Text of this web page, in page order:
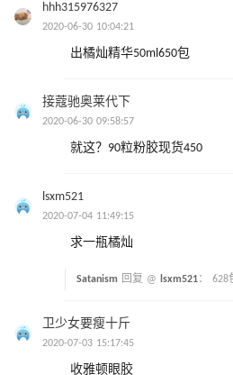
hhh315976327
2020-06-30 10:04:21
出橘灿精华50ml650包
接蔻驰奥莱代下
2020-06-30 09:58:57
就这？90粒粉胶现货450
lsxm521
2020-07-04 11:49:15
求一瓶橘灿
Satanism 回复 @ lsxm521： 628
卫少女要瘦十斤
2020-07-03 15:17:45
收雅顿眼胶